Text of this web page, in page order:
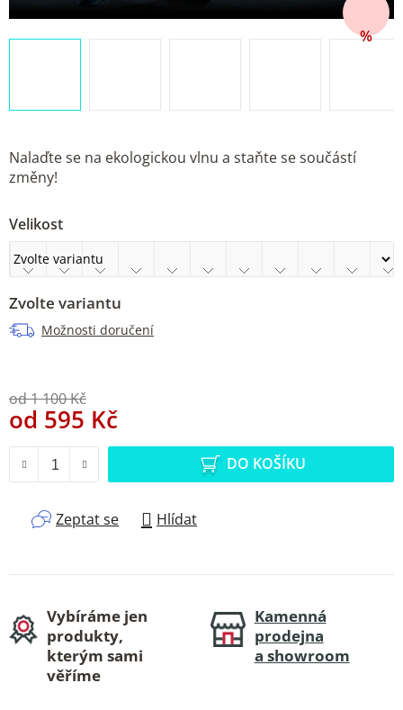
Nalaďte se na ekologickou vlnu a staňte se součástí
změny!
Velikost
Zvolte variantu
Možnosti doručení
od 1 100 Kč
od 595 Kč
DO KOŠÍKU
Zeptat se Hlídat
%
Vybíráme jen
produkty,
kterým sami
věříme
Kamenná
prodejna
a showroom